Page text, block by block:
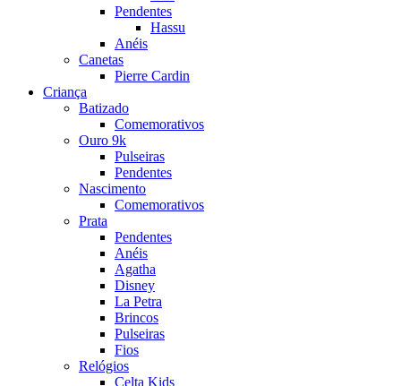
Pendentes
Hassu
Anéis
Canetas
Pierre Cardin
Criança
Batizado
Comemorativos
Ouro 9k
Pulseiras
Pendentes
Nascimento
Comemorativos
Prata
Pendentes
Anéis
Agatha
Disney
La Petra
Brincos
Pulseiras
Fios
Relógios
Celta Kids